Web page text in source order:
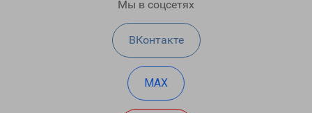
Мы в соцсетях
ВКонтакте
MAX